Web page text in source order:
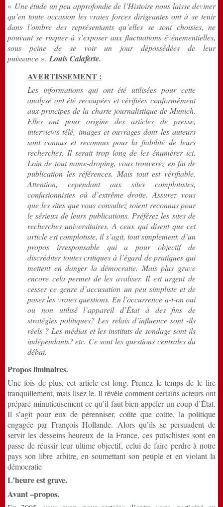
« Une étude un peu approfondie de l’Histoire nous laisse deviner
qu’en toute occasion les vraies forces dirigeantes ont à se tenir
dans l’ombre des représentants qu’elles se sont choisies, ne
pouvant se risquer à s’exposer aux fluctuations événementielles,
sous peine de se voir un jour dépossédées de leur
puissance ». Louis Calaferte.
AVERTISSEMENT :
Les informations qui ont été utilisées pour cette
analyse ont été recoupées et vérifiées conformément
aux principes de la charte journalistique de Munich.
Elles ont pour origine des articles de presse,
interviews télé, images et ouvrages dont les auteurs
sont connus et reconnus pour la fiabilité de leurs
recherches. Il serait trop long de les énumérer ici.
Loin de tout name-droping, vous trouverez en fin de
publication les références. Mais tout est vérifiable.
Attention, cependant aux sites complotistes,
confusionnistes où d’extrême droite. Assurez vous
que les sites que vous consultez soient reconnus pour
le sérieux de leurs publications. Préférez les sites de
recherches universitaires. A ceux qui disent que cet
article est complotiste, il s’agit, tout simplement, d’un
propos irresponsable qui a pour objectif de
discréditer toutes critiques à l’égard de pratiques qui
mettent en danger la démocratie. Mais plus grave
encore cela permet de les avaliser. Il est urgent de
cesser ce genre d’accusation un peu simpliste et de
poser les vraies questions. En l’occurrence a-t-on oui
ou non utilisé l’appareil d’État à des fins de
stratégies politiques? Les relais d’influence sont -ils
réels ? Les médias et les instituts de sondage sont ils
indépendants? etc. Ce sont les questions centrales du
débat.
Propos liminaires.
Une fois de plus, cet article est long. Prenez le temps de le lire
tranquillement, mais lisez le. Il révèle comment certains acteurs ont
préparé minutieusement ce qu’il faut bien appeler un coup d’État.
Il s’agit pour eux de pérenniser, coûte que coûte, la politique
engagée par François Hollande. Alors qu’ils se persuadent de
servir les desseins heureux de la France, ces putschistes sont en
passe de réussir leur ultime objectif, celui de faire perdre à notre
pays son libre arbitre, en soumettant son peuple et en violant la
démocratie
L’heure est grave.
Avant –propos.